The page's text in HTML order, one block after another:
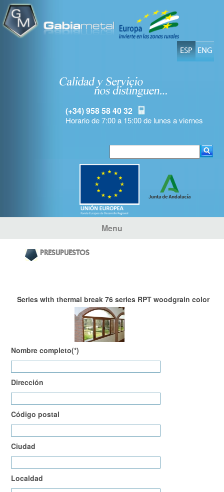
ESP ENG
(+34) 958 58 40 32
Horario de 7:00 a 15:00 de lunes a viernes
Menu
PRESUPUESTOS
Series with thermal break 76 series RPT woodgrain color
Nombre completo(*)
Dirección
Código postal
Ciudad
Localdad